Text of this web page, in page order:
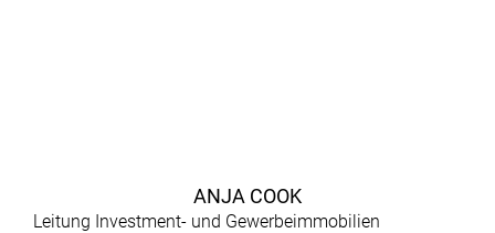
ANJA COOK
Leitung Investment- und Gewerbeimmobilien